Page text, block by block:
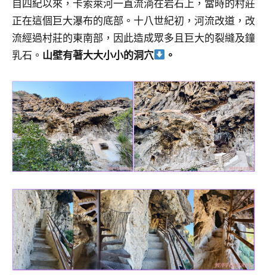
自四紀以來，卡索萊河一直流淌在岩石上，當時的村莊
正在這個巨大瀑布的底部。十八世紀初，河流改道，改
流經過村莊的東南部，因此造成眾多且巨大的裂縫及鐘
乳石。 山壁有著大大小小的洞穴 。